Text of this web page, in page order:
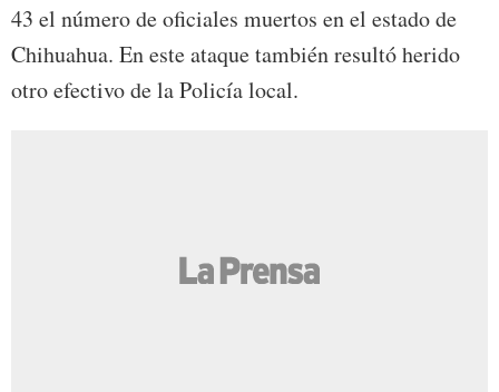
43 el número de oficiales muertos en el estado de
Chihuahua. En este ataque también resultó herido
otro efectivo de la Policía local.